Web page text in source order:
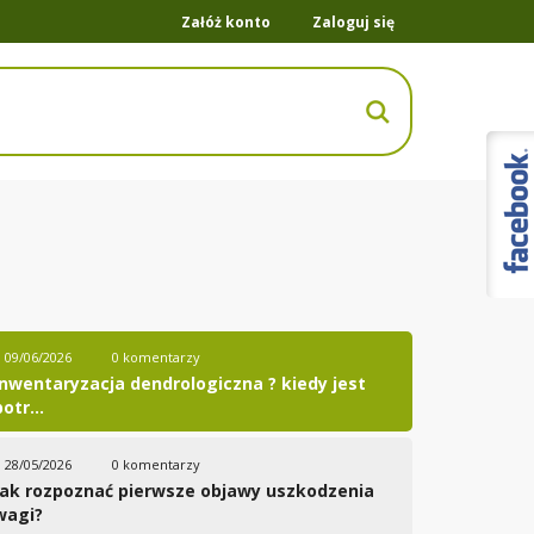
Zaloguj się
Załóż konto
09/06/2026 0 komentarzy
dendrologiczna ? kiedy jest
28/05/2026 0 komentarzy
rozpoznać pierwsze objawy uszkodzenia